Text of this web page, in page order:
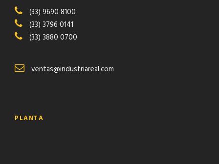
(33) 9690 8100
(33) 3796 0141
(33) 3880 0700
ventas@industriareal.com
PLANTA